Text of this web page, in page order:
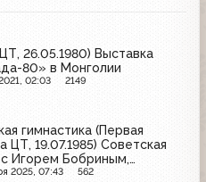
26.05.1980) Выставка
80» в Монголии
02:03 2149
гимнастика (Первая
ЦТ, 19.07.1985) Советская
Игорем Бобриным,
Пугачевой
2025, 07:43 562